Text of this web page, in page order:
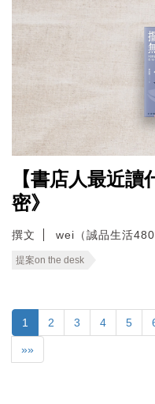
【書店人最近
密》
撰文 wei（誠品生活480
提案on the desk
1 2 3 4 5
»»